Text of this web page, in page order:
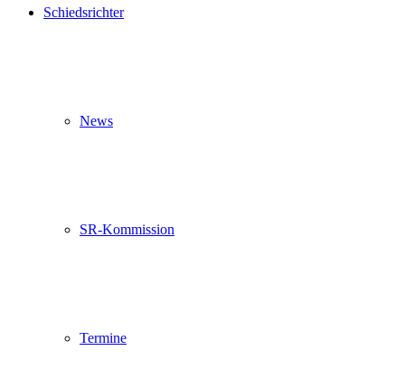
Schiedsrichter
News
SR-Kommission
Termine